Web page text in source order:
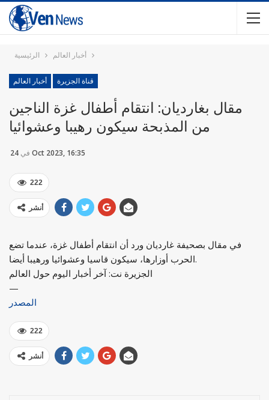
الرئيسية أخبار العالم
أخبار العالم قناة الجزيرة
مقال بغارديان: انتقام أطفال غزة الناجين
من المذبحة سيكون رهيبا وعشوائيا
في 24 Oct 2023, 16:35
222
أنشر
في مقال بصحيفة غارديان ورد أن انتقام أطفال غزة، عندما تضع
الحرب أوزارها، سيكون قاسيا وعشوائيا ورهيبا أيضا.
الجزيرة نت: آخر أخبار اليوم حول العالم
—
المصدر
222
أنشر